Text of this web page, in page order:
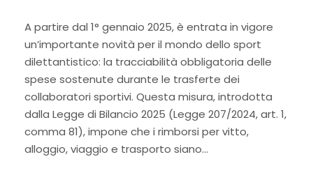
A partire dal 1° gennaio 2025, è entrata in vigore
un’importante novità per il mondo dello sport
dilettantistico: la tracciabilità obbligatoria delle
spese sostenute durante le trasferte dei
collaboratori sportivi. Questa misura, introdotta
dalla Legge di Bilancio 2025 (Legge 207/2024, art. 1,
comma 81), impone che i rimborsi per vitto,
alloggio, viaggio e trasporto siano...